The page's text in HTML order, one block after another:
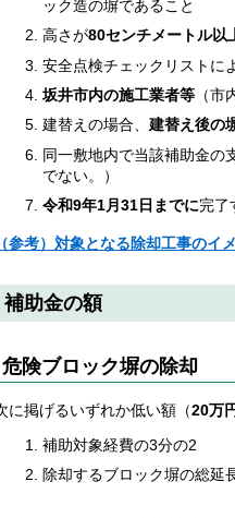
ック造の塀であること
高さが80センチメートル以
安全点検チェックリストに
坂井市内の施工業者等（市
建替えの場合、 建替え後の
同一敷地内で当該補助金の
でない。）
令和9年1月31日までに完了
（参考）対象となる除却工事のイ
補助金の額
危険ブロック塀の除却
に掲げるいずれか低い額（20万
補助対象経費の3分の2
除却するブロック塀の総延